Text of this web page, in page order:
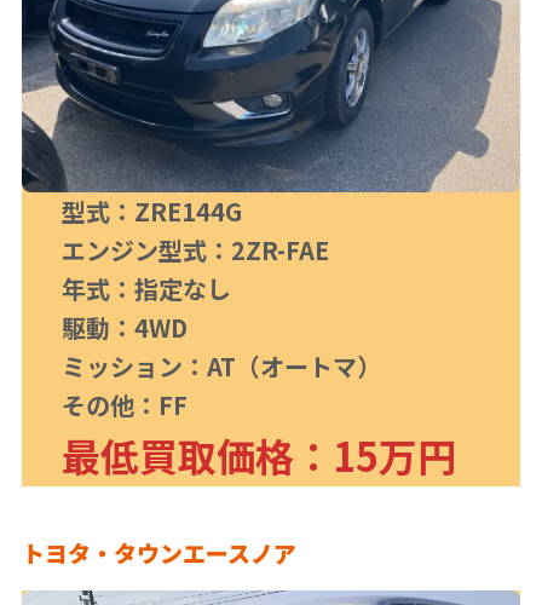
型式：ZRE144G
エンジン型式：2ZR-FAE
年式：指定なし
駆動：4WD
ミッション：AT（オートマ）
その他：FF
最低買取価格：15万円
トヨタ・タウンエースノア